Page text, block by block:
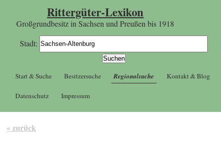
Rittergüter-Lexikon
Großgrundbesitz in Sachsen und Preußen bis 1918
Stadt:
Start & Suche Besitzersuche Regionalsuche Kontakt & Blog
Datenschutz Impressum
« zurück